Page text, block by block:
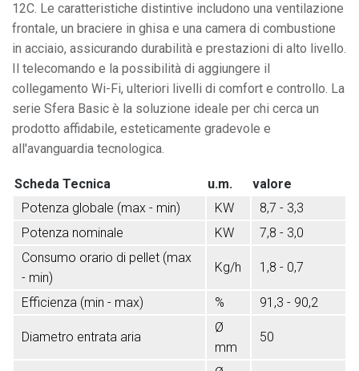
12C. Le caratteristiche distintive includono una ventilazione
frontale, un braciere in ghisa e una camera di combustione
in acciaio, assicurando durabilità e prestazioni di alto livello.
Il telecomando e la possibilità di aggiungere il
collegamento Wi-Fi, ulteriori livelli di comfort e controllo. La
serie Sfera Basic è la soluzione ideale per chi cerca un
prodotto affidabile, esteticamente gradevole e
all'avanguardia tecnologica.
Scheda Tecnica u.m.
valore
Potenza globale (max - min)
KW
8,7 - 3,3
Potenza nominale
KW
7,8 - 3,0
Consumo orario di pellet (max
- min)
Kg/h 1,8 - 0,7
Efficienza (min - max) % 91,3 - 90,2
Diametro entrata aria
Ø
mm
50